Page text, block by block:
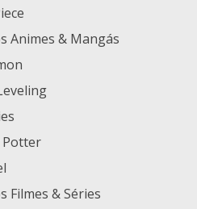
Animes & Mangás
Filmes & Séries